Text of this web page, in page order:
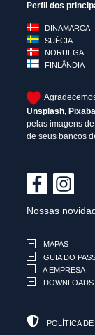
Perfil dos
DINAMARCA
SUÉCIA
NORUEGA
FINLÂNDIA
Unsplash,
pelas imagens
de seus bancos
Nossas
MAPAS
GUIA DO
A EMPRESA
POLÍTICA